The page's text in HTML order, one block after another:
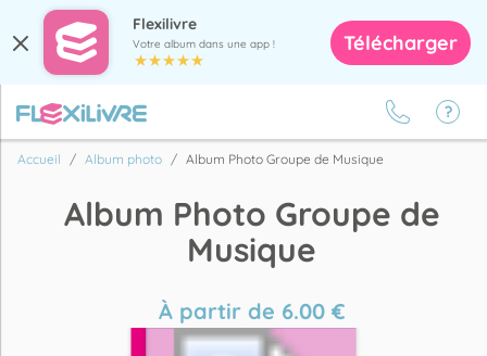
Flexilivre
Votre album dans une app ! Télécharger
Accueil Album photo Album Photo Groupe de Musique
Album Photo Groupe de
Musique
À partir de 6.00€